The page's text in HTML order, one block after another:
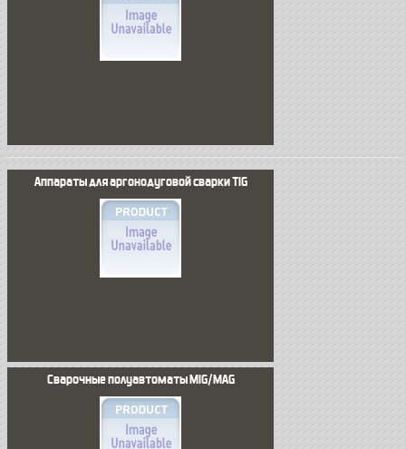
Аппараты для аргонодуговой сварки TIG
Сварочные полуавтоматы MIG/MAG